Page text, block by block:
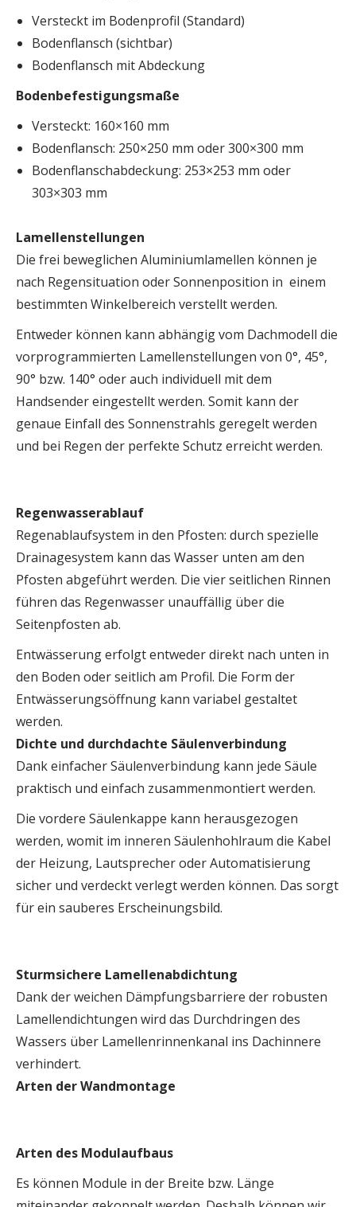
Versteckt im Bodenprofil (Standard)
Bodenflansch (sichtbar)
Bodenflansch mit Abdeckung
Bodenbefestigungsmaße
Versteckt: 160×160 mm
Bodenflansch: 250×250 mm oder 300×300 mm
Bodenflanschabdeckung: 253×253 mm oder
303×303 mm
Lamellenstellungen
Die frei beweglichen Aluminiumlamellen können je
nach Regensituation oder Sonnenposition in einem
bestimmten Winkelbereich verstellt werden.
Entweder können kann abhängig vom Dachmodell die
vorprogrammierten Lamellenstellungen von 0°, 45°,
90° bzw. 140° oder auch individuell mit dem
Handsender eingestellt werden. Somit kann der
genaue Einfall des Sonnenstrahls geregelt werden
und bei Regen der perfekte Schutz erreicht werden.
Regenwasserablauf
Regenablaufsystem in den Pfosten: durch spezielle
Drainagesystem kann das Wasser unten am den
Pfosten abgeführt werden. Die vier seitlichen Rinnen
führen das Regenwasser unauffällig über die
Seitenpfosten ab.
Entwässerung erfolgt entweder direkt nach unten in
den Boden oder seitlich am Profil. Die Form der
Entwässerungsöffnung kann variabel gestaltet
werden.
Dichte und durchdachte Säulenverbindung
Dank einfacher Säulenverbindung kann jede Säule
praktisch und einfach zusammenmontiert werden.
Die vordere Säulenkappe kann herausgezogen
werden, womit im inneren Säulenhohlraum die Kabel
der Heizung, Lautsprecher oder Automatisierung
sicher und verdeckt verlegt werden können. Das sorgt
für ein sauberes Erscheinungsbild.
Sturmsichere Lamellenabdichtung
Dank der weichen Dämpfungsbarriere der robusten
Lamellendichtungen wird das Durchdringen des
Wassers über Lamellenrinnenkanal ins Dachinnere
verhindert.
Arten der Wandmontage
Arten des Modulaufbaus
Es können Module in der Breite bzw. Länge